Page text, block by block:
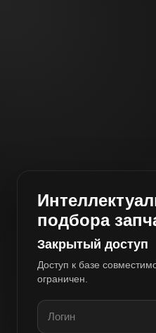
подбора
Закрытый доступ
Доступ к базе
ограничен.